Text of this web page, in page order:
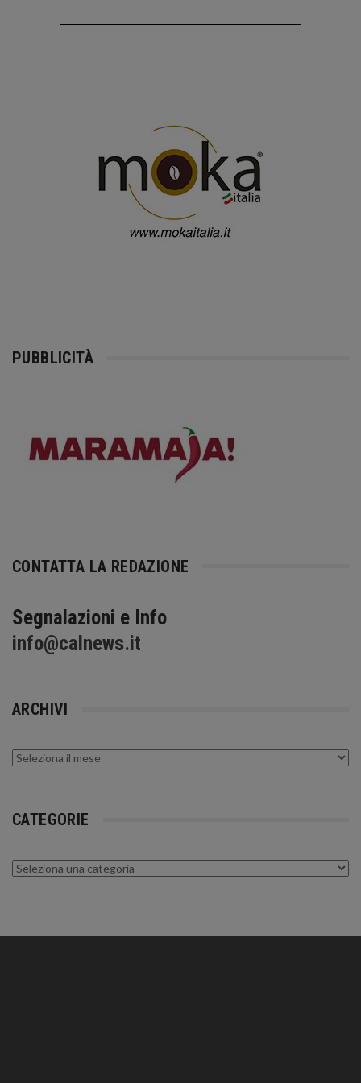
PUBBLICITÀ
CONTATTA LA REDAZIONE
Segnalazioni e Info
info@calnews.it
ARCHIVI
Archivi
CATEGORIE
Categorie